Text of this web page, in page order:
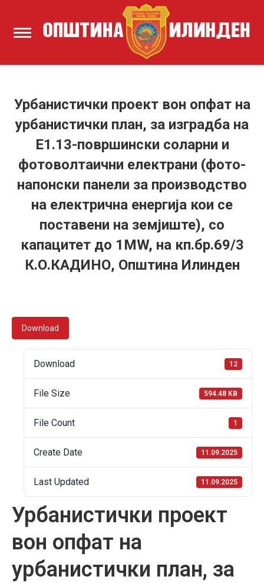
Урбанистички проект вон опфат на
урбанистички план, за изградба на
Е1.13-површински соларни и
фотоволтаични електрани (фото-
напонски панели за производство
на електрична енергија кои се
поставени на земјиште), со
капацитет до 1MW, на кп.бр.69/3
К.О.КАДИНО, Општина Илинден
Download
Download 12
File Size 594.48 KB
File Count 1
Create Date 11.09.2025
Last Updated 11.09.2025
Урбанистички проект
вон опфат на
урбанистички план, за